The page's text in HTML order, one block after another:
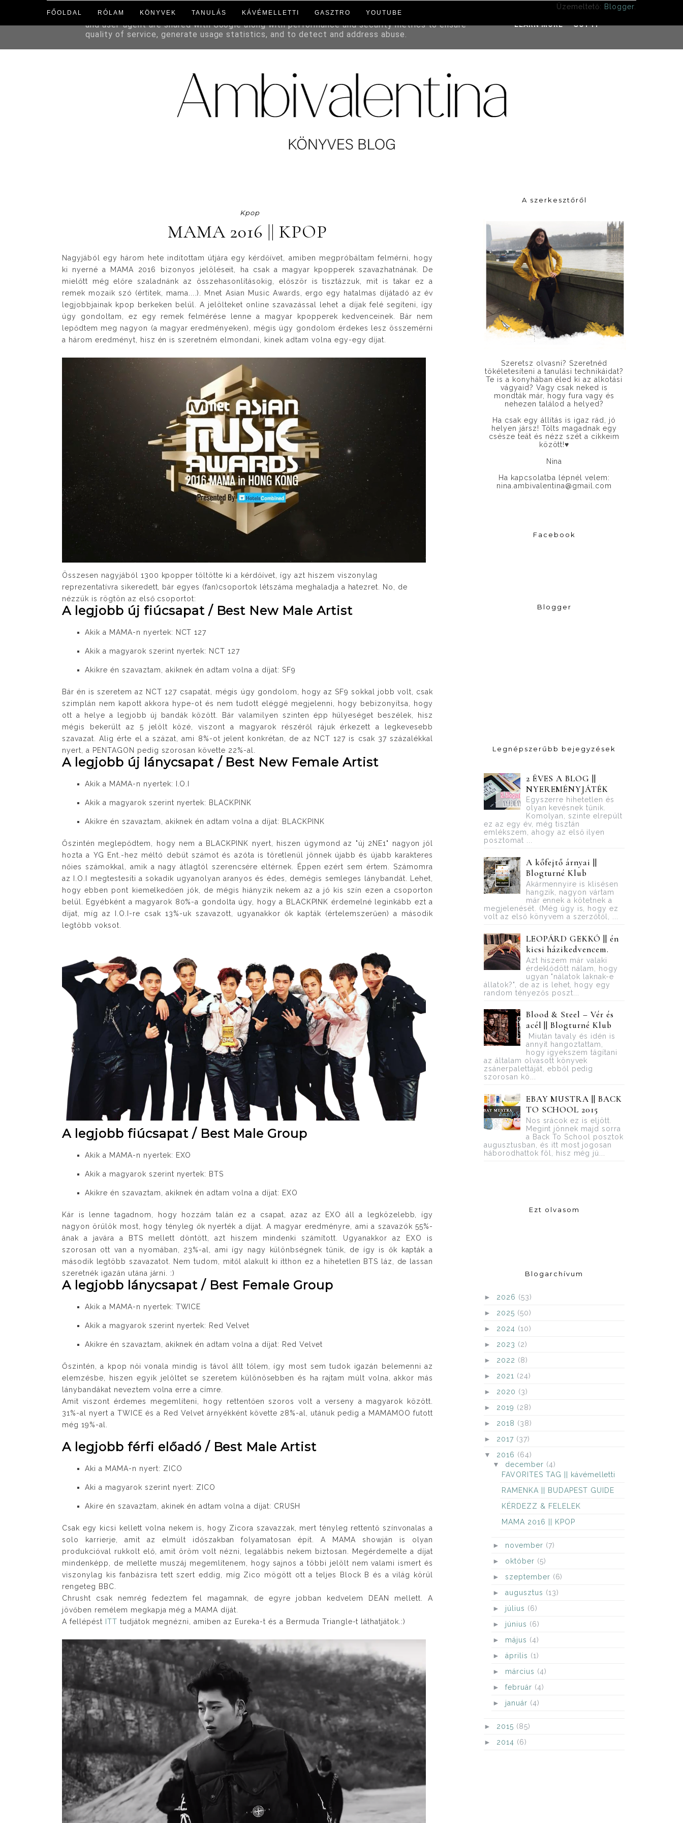
FŐOLDAL RÓLAM KÖNYVEK TANULÁS KÁVÉMELLETTI GASZTRO YOUTUBE
Üzemeltető: Blogger
Kpop
MAMA 2016 || KPOP
Nagyjából egy három hete indítottam útjára egy kérdőívet, amiben megpróbáltam felmérni, hogy
ki nyerné a MAMA 2016 bizonyos jelöléseit, ha csak a magyar kpopperek szavazhatnának. De
mielőtt még előre szaladnánk az összehasonlításokig, először is tisztázzuk, mit is takar ez a
remek mozaik szó (értitek, mama....). Mnet Asian Music Awards, ergo egy hatalmas díjátadó az év
legjobbjainak kpop berkeken belül. A jelölteket online szavazással lehet a díjak felé segíteni, így
úgy gondoltam, ez egy remek felmérése lenne a magyar kpopperek kedvenceinek. Bár nem
lepődtem meg nagyon (a magyar eredményeken), mégis úgy gondolom érdekes lesz összemérni
a három eredményt, hisz én is szeretném elmondani, kinek adtam volna egy-egy díjat.
Összesen nagyjából 1300 kpopper töltötte ki a kérdőívet, így azt hiszem viszonylag
reprezentatívra sikeredett, bár egyes (fan)csoportok létszáma meghaladja a hatezret. No, de
nézzük is rögtön az első csoportot:
A legjobb új fiúcsapat / Best New Male Artist
Akik a MAMA-n nyertek: NCT 127
Akik a magyarok szerint nyertek: NCT 127
Akikre én szavaztam, akiknek én adtam volna a díjat: SF9
Bár én is szeretem az NCT 127 csapatát, mégis úgy gondolom, hogy az SF9 sokkal jobb volt, csak
szimplán nem kapott akkora hype-ot és nem tudott eléggé megjelenni, hogy bebizonyítsa, hogy
ott a helye a legjobb új bandák között. Bár valamilyen szinten épp hülyeséget beszélek, hisz
mégis bekerült az 5 jelölt közé, viszont a magyarok részéről rájuk érkezett a legkevesebb
szavazat. Alig érte el a százat, ami 8%-ot jelent konkrétan, de az NCT 127 is csak 37 százalékkal
nyert, a PENTAGON pedig szorosan követte 22%-al.
A legjobb új lánycsapat / Best New Female Artist
Akik a MAMA-n nyertek: I.O.I
Akik a magyarok szerint nyertek: BLACKPINK
Akikre én szavaztam, akiknek én adtam volna a díjat: BLACKPINK
Őszintén meglepődtem, hogy nem a BLACKPINK nyert, hiszen úgymond az "új 2NE1" nagyon jól
hozta a YG Ent.-hez méltó debüt számot és azóta is töretlenül jönnek újabb és újabb karakteres
nőies számokkal, amik a nagy átlagtól szerencsére eltérnek. Éppen ezért sem értem. Számomra
az I.O.I megtestesíti a sokadik ugyanolyan aranyos és édes, demégis semleges lánybandát. Lehet,
hogy ebben pont kiemelkedően jók, de mégis hiányzik nekem az a jó kis szín ezen a csoporton
belül. Egyébként a magyarok 80%-a gondolta úgy, hogy a BLACKPINK érdemelné leginkább ezt a
díjat, míg az I.O.I-re csak 13%-uk szavazott, ugyanakkor ők kapták (értelemszerűen) a második
legtöbb voksot.
A legjobb fiúcsapat / Best Male Group
Akik a MAMA-n nyertek: EXO
Akik a magyarok szerint nyertek: BTS
Akikre én szavaztam, akiknek én adtam volna a díjat: EXO
Kár is lenne tagadnom, hogy hozzám talán ez a csapat, azaz az EXO áll a legközelebb, így
nagyon örülök most, hogy tényleg ők nyerték a díjat. A magyar eredményre, ami a szavazók 55%-
ának a javára a BTS mellett döntött, azt hiszem mindenki számított. Ugyanakkor az EXO is
szorosan ott van a nyomában, 23%-al, ami így nagy különbségnek tűnik, de így is ők kapták a
második legtöbb szavazatot. Nem tudom, mitől alakult ki itthon ez a hihetetlen BTS láz, de lassan
szeretnék igazán utána járni. :)
A legjobb lánycsapat / Best Female Group
Akik a MAMA-n nyertek: TWICE
Akik a magyarok szerint nyertek: Red Velvet
Akikre én szavaztam, akiknek én adtam volna a díjat: Red Velvet
Őszintén, a kpop női vonala mindig is távol állt tőlem, így most sem tudok igazán belemenni az
elemzésbe, hiszen egyik jelöltet se szeretem különösebben és ha rajtam múlt volna, akkor más
lánybandákat neveztem volna erre a címre.
Amit viszont érdemes megemlíteni, hogy rettentően szoros volt a verseny a magyarok között.
31%-al nyert a TWICE és a Red Velvet árnyékként követte 28%-al, utánuk pedig a MAMAMOO futott
még 19%-al.
A legjobb férfi előadó / Best Male Artist
Aki a MAMA-n nyert: ZICO
Aki a magyarok szerint nyert: ZICO
Akire én szavaztam, akinek én adtam volna a díjat: CRUSH
Csak egy kicsi kellett volna nekem is, hogy Zicora szavazzak, mert tényleg rettentő színvonalas a
solo karrierje, amit az elmúlt időszakban folyamatosan épít. A MAMA showján is olyan
produkcióval rukkolt elő, amit öröm volt nézni, legalábbis nekem biztosan. Megérdemelte a díjat
mindenképp, de mellette muszáj megemlítenem, hogy sajnos a többi jelölt nem valami ismert és
viszonylag kis fanbázisra tett szert eddig, míg Zico mögött ott a teljes Block B és a világ körül
rengeteg BBC.
Chrusht csak nemrég fedeztem fel magamnak, de egyre jobban kedvelem DEAN mellett. A
jövőben remélem megkapja még a MAMA díját.
A fellépést
ITT tudjátok megnézni, amiben az Eureka-t és a Bermuda Triangle-t láthatjátok.:)
A szerkesztőről
Szeretsz olvasni? Szeretnéd
tökéletesíteni a tanulási technikáidat?
Te is a konyhában éled ki az alkotási
vágyaid? Vagy csak neked is
mondták már, hogy fura vagy és
nehezen találod a helyed?
Ha csak egy állítás is igaz rád, jó
helyen jársz! Tölts magadnak egy
csésze teát és nézz szét a cikkeim
között!♥
Nina
Ha kapcsolatba lépnél velem:
nina.ambivalentina@gmail.com
Facebook
Blogger
Legnépszerűbb bejegyzések
2 ÉVES A BLOG ||
NYEREMÉNYJÁTÉK
Egyszerre hihetetlen és
olyan kevésnek tűnik.
Komolyan, szinte elrepült
ez az egy év, még tisztán
emlékszem, ahogy az első ilyen
posztomat ...
A kőfejtő árnyai ||
Blogturné Klub
Akármennyire is klisésen
hangzik, nagyon vártam
már ennek a kötetnek a
megjelenését. (Még úgy is, hogy ez
volt az első könyvem a szerzőtől, ...
LEOPÁRD GEKKÓ || én
kicsi házikedvencem.
Azt hiszem már valaki
érdeklődött nálam, hogy
ugyan "nálatok laknak-e
állatok?", de az is lehet, hogy egy
random tényezős poszt...
Blood ​& Steel – Vér és
acél || Blogturné Klub
Miután tavaly és idén is
annyit hangoztattam,
hogy igyekszem tágítani
az általam olvasott könyvek
zsánerpalettáját, ebből pedig
szorosan kö...
EBAY MUSTRA || BACK
TO SCHOOL 2015
Nos srácok ez is eljött.
Megint jönnek majd sorra
a Back To School posztok
augusztusban, és itt most jogosan
háborodhattok föl, hisz még jú...
Ezt olvasom
Blogarchívum
► 2026 (53)
► 2025 (50)
► 2024 (10)
► 2023 (2)
► 2022 (8)
► 2021 (24)
► 2020 (3)
► 2019 (28)
► 2018 (38)
► 2017 (37)
▼ 2016 (64)
▼ december (4)
FAVORITES TAG || kávémelletti
RAMENKA || BUDAPEST GUIDE
KÉRDEZZ & FELELEK
MAMA 2016 || KPOP
► november (7)
► október (5)
► szeptember (6)
► augusztus (13)
► július (6)
► június (6)
► május (4)
► április (1)
► március (4)
► február (4)
► január (4)
► 2015 (85)
► 2014 (6)
This site uses cookies from Google to deliver its services and to analyze traffic. Your IP address
and user-agent are shared with Google along with performance and security metrics to ensure
quality of service, generate usage statistics, and to detect and address abuse.
LEARN MORE GOT IT